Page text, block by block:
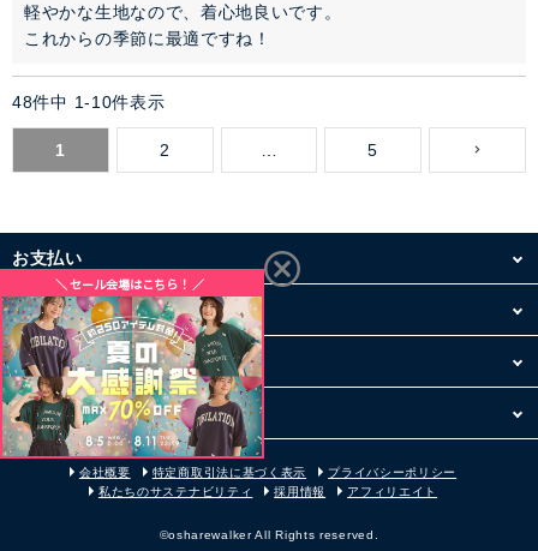
軽やかな生地なので、着心地良いです。
これからの季節に最適ですね！
48件中 1-10件表示
1 2 5
お支払い
配送・送料
お買い物について
その他
会社概要 特定商取引法に基づく表示
プライバシーポリシー
私たちのサステナビリティ
採用情報 アフィリエイト
©osharewalker All Rights reserved.